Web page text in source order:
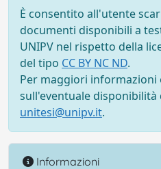
È consentito all'utente
documenti disponibili a
UNIPV nel rispetto della
del tipo CC BY NC ND.
Per maggiori informazioni
sull'eventuale disponibilità
unitesi@unipv.it.
Informazioni